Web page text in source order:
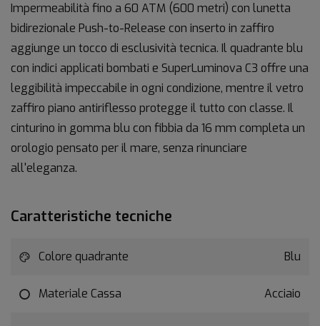
Impermeabilità fino a 60 ATM (600 metri) con lunetta
bidirezionale Push-to-Release con inserto in zaffiro
aggiunge un tocco di esclusività tecnica. Il quadrante blu
con indici applicati bombati e SuperLuminova C3 offre una
leggibilità impeccabile in ogni condizione, mentre il vetro
zaffiro piano antiriflesso protegge il tutto con classe. Il
cinturino in gomma blu con fibbia da 16 mm completa un
orologio pensato per il mare, senza rinunciare
all'eleganza.
Caratteristiche tecniche
Colore quadrante Blu
Materiale Cassa Acciaio